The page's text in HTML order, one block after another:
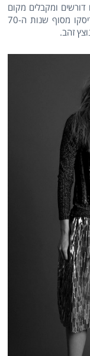
דורשים ומקבלים מקום
מרכזי בזירה. עם נגיעות הנעות על התפר של דיסקו מסוף שנות ה-70